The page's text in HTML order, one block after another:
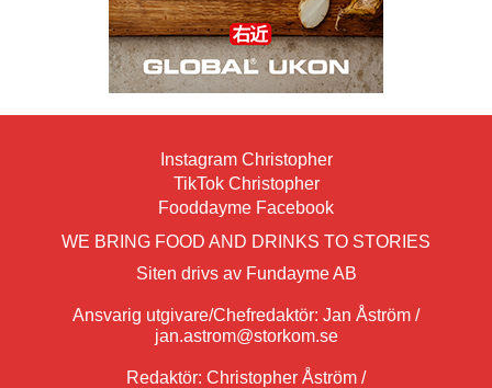
Instagram Christopher
TikTok Christopher
Fooddayme Facebook
WE BRING FOOD AND DRINKS TO STORIES
Siten drivs av Fundayme AB
Ansvarig utgivare/Chefredaktör: Jan Åström /
jan.astrom@storkom.se
Redaktör: Christopher Åström /